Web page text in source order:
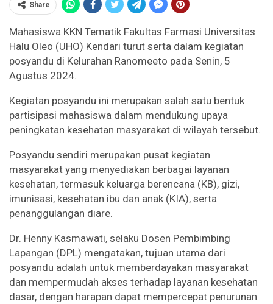
Share
Mahasiswa KKN Tematik Fakultas Farmasi Universitas
Halu Oleo (UHO) Kendari turut serta dalam kegiatan
posyandu di Kelurahan Ranomeeto pada Senin, 5
Agustus 2024.
Kegiatan posyandu ini merupakan salah satu bentuk
partisipasi mahasiswa dalam mendukung upaya
peningkatan kesehatan masyarakat di wilayah tersebut.
Posyandu sendiri merupakan pusat kegiatan
masyarakat yang menyediakan berbagai layanan
kesehatan, termasuk keluarga berencana (KB), gizi,
imunisasi, kesehatan ibu dan anak (KIA), serta
penanggulangan diare.
Dr. Henny Kasmawati, selaku Dosen Pembimbing
Lapangan (DPL) mengatakan, tujuan utama dari
posyandu adalah untuk memberdayakan masyarakat
dan mempermudah akses terhadap layanan kesehatan
dasar, dengan harapan dapat mempercepat penurunan